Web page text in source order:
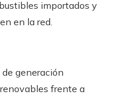
importados y
en la red.
generación
frente a